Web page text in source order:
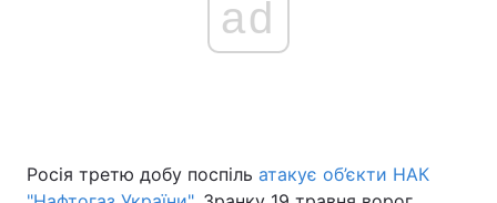
ad
Росія третю добу поспіль атакує об’єкти НАК